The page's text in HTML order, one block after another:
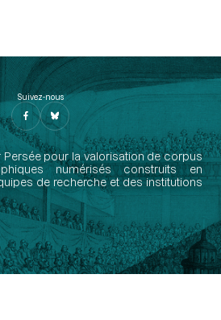
Suivez-nous
pour la valorisation de corpus
numérisés construits en
de recherche et des institutions